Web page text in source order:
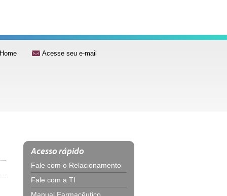
Home Acesse seu e-mail
Acesso rápido
Fale com o Relacionamento
Fale com a TI